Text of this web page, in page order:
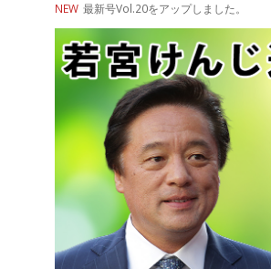
NEW 最新号Vol.20をアップしました。